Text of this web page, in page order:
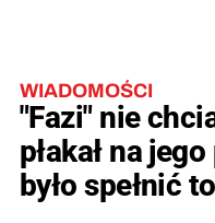
WIADOMOŚCI
"Fazi" nie
płakał na
było spełnić